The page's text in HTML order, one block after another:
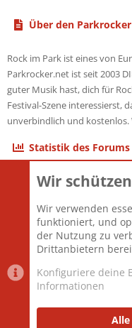
Über den Parkrocker
Rock im Park ist eines von
Parkrocker.net ist seit 2003
guter Musik hast, dich für
Festival-Szene interessierst,
unverbindlich und kostenlos.
Statistik des Forums
Themen
Mitglieder
Neuestes Mitglied
Wir
Wir verwenden
funktioniert, und
der Nutzung zu
Drittanbietern
Konfiguriere deine
Informationen